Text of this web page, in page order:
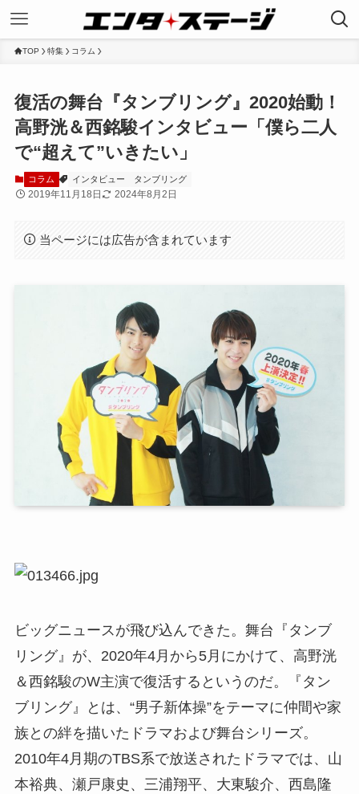
TOP 特集 コラム
復活の舞台『タンブリング』2020始動！
高野洸＆西銘駿インタビュー「僕ら二人
で“超えて”いきたい」
コラム インタビュー タンブリング
2019年11月18日 2024年8月2日
当ページには広告が含まれています
ビッグニュースが飛び込んできた。舞台『タンブ
リング』が、2020年4月から5月にかけて、高野洸
＆西銘駿のW主演で復活するというのだ。『タン
ブリング』とは、“男子新体操”をテーマに仲間や家
族との絆を描いたドラマおよび舞台シリーズ。
2010年4月期のTBS系で放送されたドラマでは、山
本裕典、瀬戸康史、三浦翔平、大東駿介、西島隆